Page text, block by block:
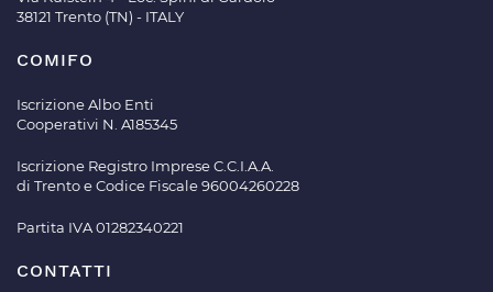
38121 Trento (TN) - ITALY
COMIFO
Iscrizione Albo Enti
Cooperativi N. A185345
Iscrizione Registro Imprese C.C.I.A.A.
di Trento e Codice Fiscale 96004260228
Partita IVA 01282340221
CONTATTI